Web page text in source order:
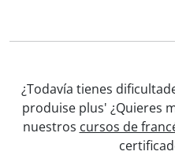
¿Todavía tienes
produise plus' ¿Quieres
nuestros cursos de